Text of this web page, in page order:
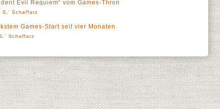
Evil Requiem“ vom Games-Thron
S.' Schaffarz
Games-Start seit vier Monaten
Schaffarz